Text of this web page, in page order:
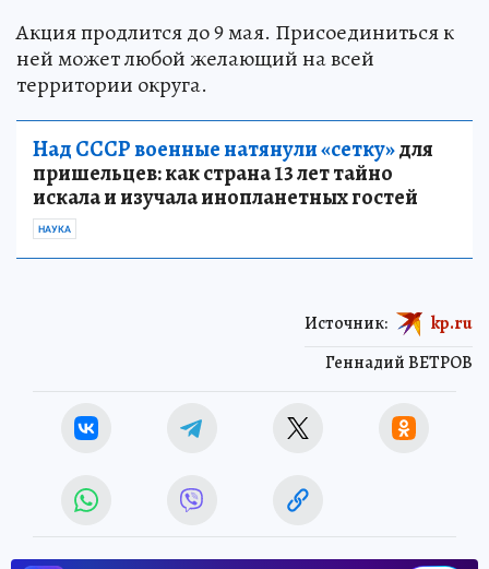
Акция продлится до 9 мая. Присоединиться к
ней может любой желающий на всей
территории округа.
Над СССР военные натянули «сетку»для
пришельцев: как страна 13 лет тайно
искала и изучала инопланетных гостей
НАУКА
Геннадий ВЕТРОВ
Источник: kp.ru